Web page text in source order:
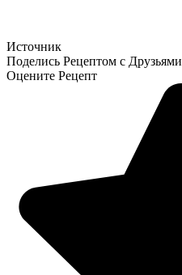
Источник
Поделись Рецептом с Друзьями
Оцените Рецепт